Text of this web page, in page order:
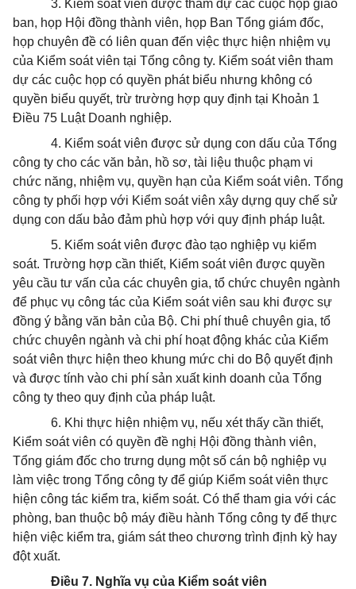
3. Kiểm soát viên được tham dự các cuộc họp giao
ban, họp Hội đồng thành viên, họp Ban Tổng giám đốc,
họp chuyên đề có liên quan đến việc thực hiện nhiệm vụ
của Kiểm soát viên tại Tổng công ty. Kiểm soát viên tham
dự các cuộc họp có quyền phát biểu nhưng không có
quyền biểu quyết, trừ trường hợp quy định tại Khoản 1
Điều 75 Luật Doanh nghiệp.
4. Kiểm soát viên được sử dụng con dấu của Tổng
công ty cho các văn bản, hồ sơ, tài liệu thuộc phạm vi
chức năng, nhiệm vụ, quyền hạn của Kiểm soát viên. Tổng
công ty phối hợp với Kiểm soát viên xây dựng quy chế sử
dụng con dấu bảo đảm phù hợp với quy định pháp luật.
5. Kiểm soát viên được đào tạo nghiệp vụ kiểm
soát. Trường hợp cần thiết, Kiểm soát viên được quyền
yêu cầu tư vấn của các chuyên gia, tổ chức chuyên ngành
để phục vụ công tác của Kiểm soát viên sau khi được sự
đồng ý bằng văn bản của Bộ. Chi phí thuê chuyên gia, tổ
chức chuyên ngành và chi phí hoạt động khác của Kiểm
soát viên thực hiện theo khung mức chi do Bộ quyết định
và được tính vào chi phí sản xuất kinh doanh của Tổng
công ty theo quy định của pháp luật.
6. Khi thực hiện nhiệm vụ, nếu xét thấy cần thiết,
Kiểm soát viên có quyền đề nghị Hội đồng thành viên,
Tổng giám đốc cho trưng dụng một số cán bộ nghiệp vụ
làm việc trong Tổng công ty để giúp Kiểm soát viên thực
hiện công tác kiểm tra, kiểm soát. Có thể tham gia với các
phòng, ban thuộc bộ máy điều hành Tổng công ty để thực
hiện việc kiểm tra, giám sát theo chương trình định kỳ hay
đột xuất.
Điều 7. Nghĩa vụ của Kiểm soát viên